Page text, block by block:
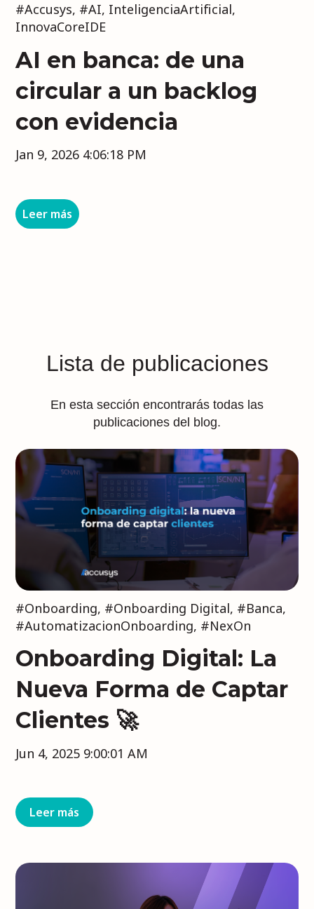
#Accusys, #AI, InteligenciaArtificial,
InnovaCoreIDE
AI en banca: de una
circular a un backlog
con evidencia
Jan 9, 2026 4:06:18 PM
Leer más
Lista de publicaciones
En esta sección encontrarás todas las
publicaciones del blog.
#Onboarding, #Onboarding Digital, #Banca,
#AutomatizacionOnboarding, #NexOn
Onboarding Digital: La
Nueva Forma de Captar
Clientes 🚀
Jun 4, 2025 9:00:01 AM
Leer más